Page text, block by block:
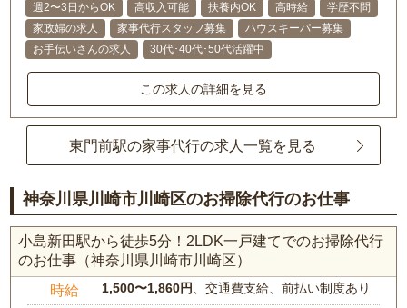
週2〜3日からOK 高収入可能 扶養内OK 高時給
学歴不問
家政婦の求人
家事代行スタッフ募集
ハウスキーパー募集
お手伝いさんの求人
30代･40代･50代活躍中
この求人の詳細を見る
東門前駅の家事代行の求人一覧を見る
神奈川県川崎市川崎区のお掃除代行のお仕事
小島新田駅から徒歩5分！2LDK一戸建てでのお掃除代行
のお仕事（神奈川県川崎市川崎区）
時給 1,500〜1,860円 、交通費支給、前払い制度あり